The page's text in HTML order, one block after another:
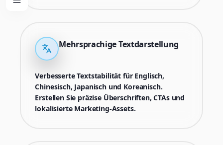
Mehrsprachige Textdarstellung
Verbesserte Textstabilität für Englisch,
Chinesisch, Japanisch und Koreanisch.
Erstellen Sie präzise Überschriften, CTAs und
lokalisierte Marketing-Assets.